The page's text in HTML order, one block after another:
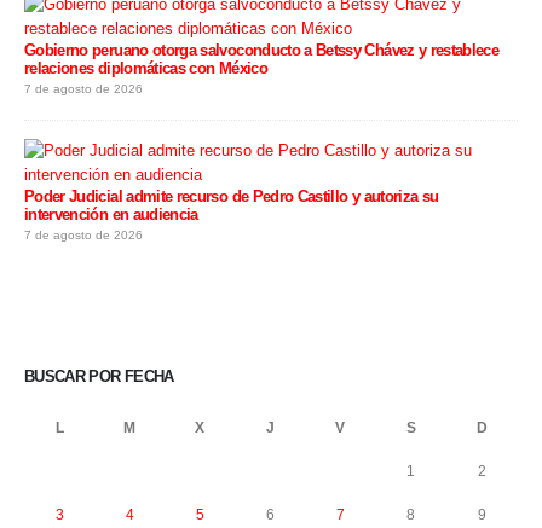
Gobierno peruano otorga salvoconducto a Betssy Chávez y restablece
relaciones diplomáticas con México
7 de agosto de 2026
Poder Judicial admite recurso de Pedro Castillo y autoriza su
intervención en audiencia
7 de agosto de 2026
BUSCAR POR FECHA
L M X J V S D
1 2
3 4 5 6 7 8 9